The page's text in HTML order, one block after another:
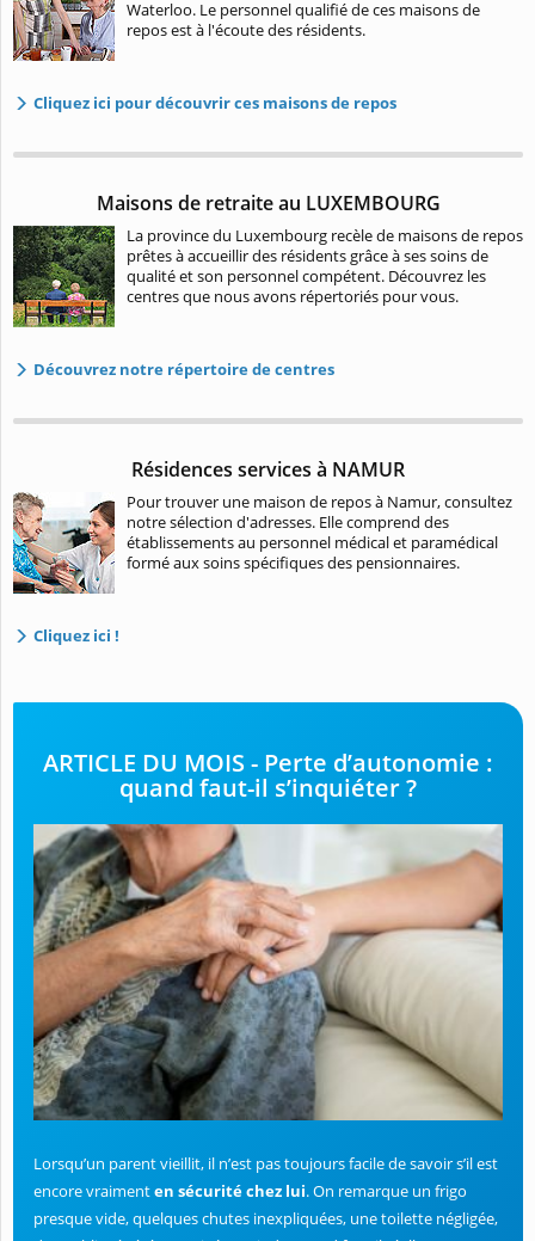
Waterloo. Le personnel qualifié de ces maisons de
repos est à l'écoute des résidents.
Cliquez ici pour découvrir ces maisons de repos
Maisons de retraite au LUXEMBOURG
La province du Luxembourg recèle de maisons de repos
prêtes à accueillir des résidents grâce à ses soins de
qualité et son personnel compétent. Découvrez les
centres que nous avons répertoriés pour vous.
Découvrez notre répertoire de centres
Résidences services à NAMUR
Pour trouver une maison de repos à Namur, consultez
notre sélection d'adresses. Elle comprend des
établissements au personnel médical et paramédical
formé aux soins spécifiques des pensionnaires.
Cliquez ici !
ARTICLE DU MOIS - Perte d’autonomie :
quand faut-il s’inquiéter ?
Lorsqu’un parent vieillit, il n’est pas toujours facile de savoir s’il est
encore vraimenten sécurité chez lui. On remarque un frigo
presque vide, quelques chutes inexpliquées, une toilette négligée,